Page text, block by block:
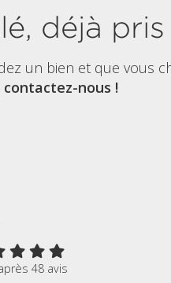
déjà pris
un bien et que vous
contactez-nous !
48 avis